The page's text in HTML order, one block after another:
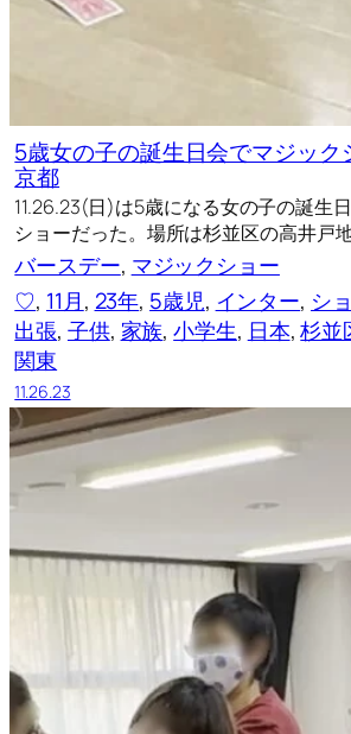
5歳女の子の誕生日会でマジック
京都
11.26.23(日)は5歳になる女の子の誕生
ショーだった。場所は杉並区の高井戸
バースデー, マジックショー
♡, 11月, 23年, 5歳児, インター, シ
出張, 子供, 家族, 小学生, 日本, 杉並
関東
11.26.23